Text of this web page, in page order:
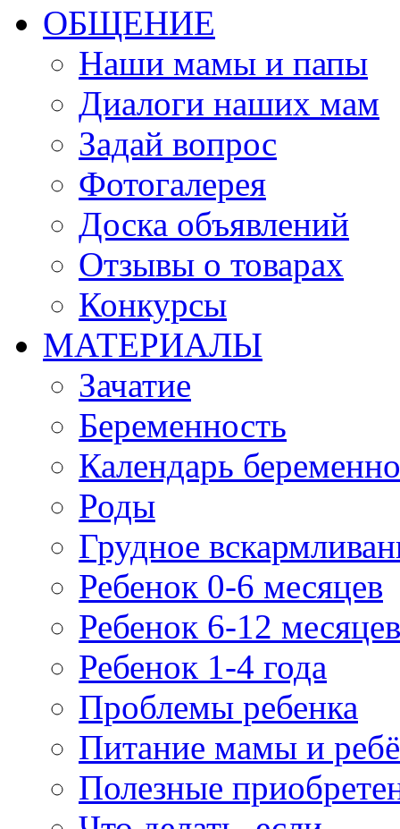
ОБЩЕНИЕ
Наши мамы и папы
Диалоги наших мам
Задай вопрос
Фотогалерея
Доска объявлений
Отзывы о товарах
Конкурсы
МАТЕРИАЛЫ
Зачатие
Беременность
Календарь
Роды
Грудное
Ребенок 0-6 месяцев
Ребенок 6-12 месяцев
Ребенок 1-4 года
Проблемы ребенка
Питание мамы и
Полезные